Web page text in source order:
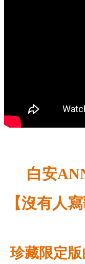
白安
【沒有人
珍藏限定版